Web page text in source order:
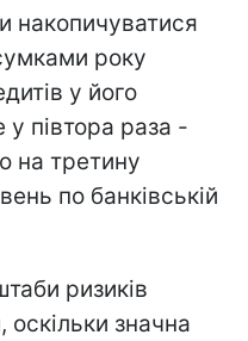
накопичуватися
року
у його
півтора раза -
на третину
по банківській
ризиків
значна